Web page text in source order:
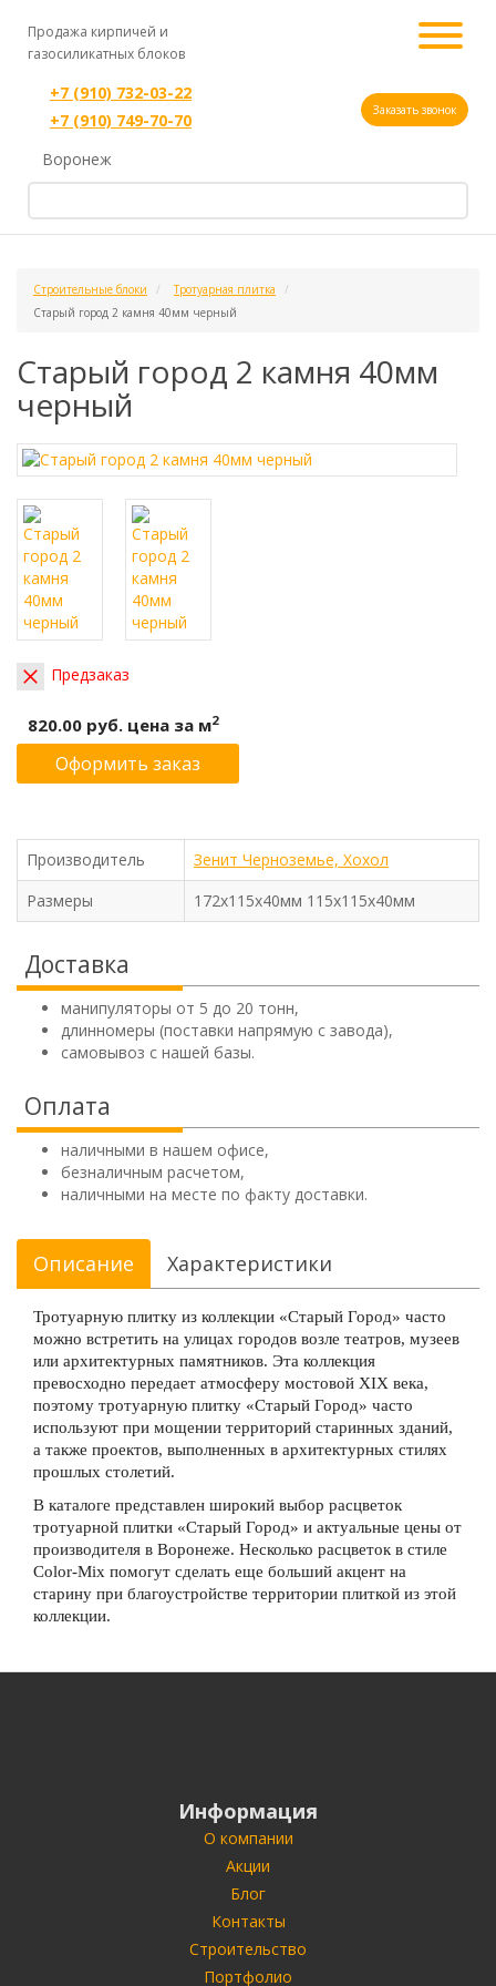
Продажа кирпичей и
газосиликатных блоков
+7 (910) 732-03-22
+7 (910) 749-70-70
Заказать звонок
Воронеж
Строительные блоки
Тротуарная плитка
Старый город 2 камня 40мм черный
Старый город 2 камня 40мм
черный
Предзаказ
820.00 руб. цена за м2
Оформить заказ
Производитель
Зенит Черноземье, Хохол
Размеры
172x115x40мм 115x115x40мм
Доставка
манипуляторы от 5 до 20 тонн,
длинномеры (поставки напрямую с завода),
самовывоз с нашей базы.
Оплата
наличными в нашем офисе,
безналичным расчетом,
наличными на месте по факту доставки.
Описание Характеристики
Тротуарную плитку из коллекции «Старый Город» часто
можно встретить на улицах городов возле театров, музеев
или архитектурных памятников. Эта коллекция
превосходно передает атмосферу мостовой XIX века,
поэтому тротуарную плитку «Старый Город» часто
используют при мощении территорий старинных зданий,
а также проектов, выполненных в архитектурных стилях
прошлых столетий.
В каталоге представлен широкий выбор расцветок
тротуарной плитки «Старый Город» и актуальные цены от
производителя в Воронеже. Несколько расцветок в стиле
Color-Mix помогут сделать еще больший акцент на
старину при благоустройстве территории плиткой из этой
коллекции.
Информация
О компании
Акции
Блог
Контакты
Строительство
Портфолио